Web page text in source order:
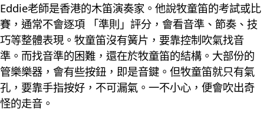
Eddie老師是香港的木笛演奏家。他說牧童笛的考試或比
賽，通常不會逐項 「準則」評分，會看音準、節奏、技
巧等整體表現。牧童笛沒有簧片，要靠控制吹氣找音
準。而找音準的困難，還在於牧童笛的結構。大部份的
管樂樂器，會有些按鈕，即是音鍵。但牧童笛就只有氣
孔，要靠手指按好，不可漏氣。一不小心，便會吹出奇
怪的走音。